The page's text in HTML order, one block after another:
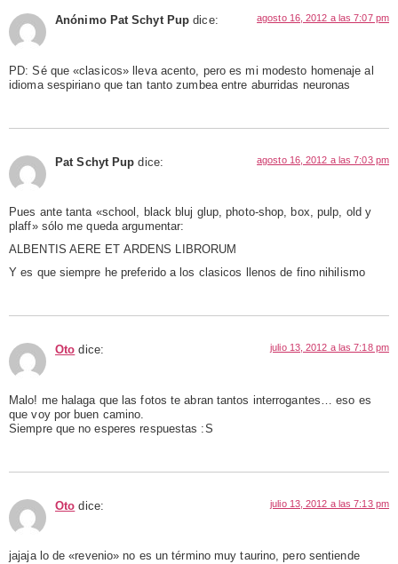
Anónimo Pat Schyt Pup dice: agosto 16, 2012 a las 7:07 pm
PD: Sé que «clasicos» lleva acento, pero es mi modesto homenaje al
idioma sespiriano que tan tanto zumbea entre aburridas neuronas
Pat Schyt Pup dice: agosto 16, 2012 a las 7:03 pm
Pues ante tanta «school, black bluj glup, photo-shop, box, pulp, old y
plaff» sólo me queda argumentar:
ALBENTIS AERE ET ARDENS LIBRORUM
Y es que siempre he preferido a los clasicos llenos de fino nihilismo
Oto dice: julio 13, 2012 a las 7:18 pm
Malo! me halaga que las fotos te abran tantos interrogantes… eso es
que voy por buen camino.
Siempre que no esperes respuestas :S
Oto dice: julio 13, 2012 a las 7:13 pm
jajaja lo de «revenio» no es un término muy taurino, pero sentiende